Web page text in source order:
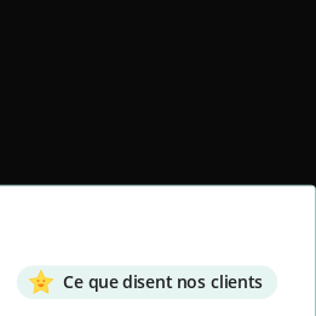
Ce que disent nos clients